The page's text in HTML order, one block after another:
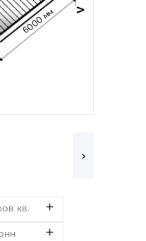
6000 мм >
›